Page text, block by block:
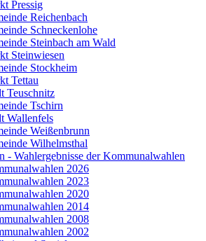
Pressig
Reichenbach
Schneckenlohe
Steinbach am Wald
Steinwiesen
Stockheim
Tettau
Teuschnitz
Tschirn
Wallenfels
Weißenbrunn
Wilhelmsthal
- Wahlergebnisse der Kommunalwahlen
2026
2023
2020
2014
2008
2002